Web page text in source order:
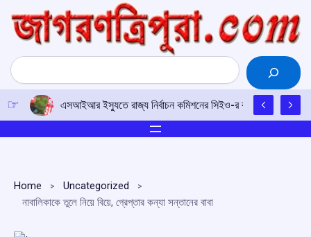
content
Search
এসআইআর ইস্যুতে রাজ্য নির্বাচন কমিশনের সিইও-র কাছে
Home
Uncategorized
নাবালিকাকে তুলে নিয়ে বিয়ে, গ্রেপ্তার কন্যা সন্তানের বাবা